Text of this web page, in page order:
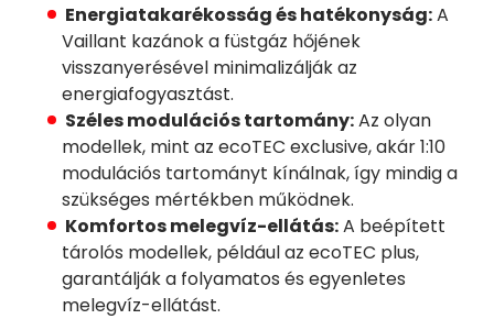
Energiatakarékosság és hatékonyság:A
Vaillant kazánok a füstgáz hőjének
visszanyerésével minimalizálják az
energiafogyasztást.
Széles modulációs tartomány:Az olyan
modellek, mint az ecoTEC exclusive, akár 1:10
modulációs tartományt kínálnak, így mindig a
szükséges mértékben működnek.
Komfortos melegvíz-ellátás:A beépített
tárolós modellek, például az ecoTEC plus,
garantálják a folyamatos és egyenletes
melegvíz-ellátást.